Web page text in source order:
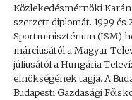
Közlekedésmérnöki
szerzett diplomát. 1999 és
Sportminisztérium (ISM)
márciusától a Magyar
júliusától a Hungária
elnökségének tagja. A
Budapesti Gazdasági